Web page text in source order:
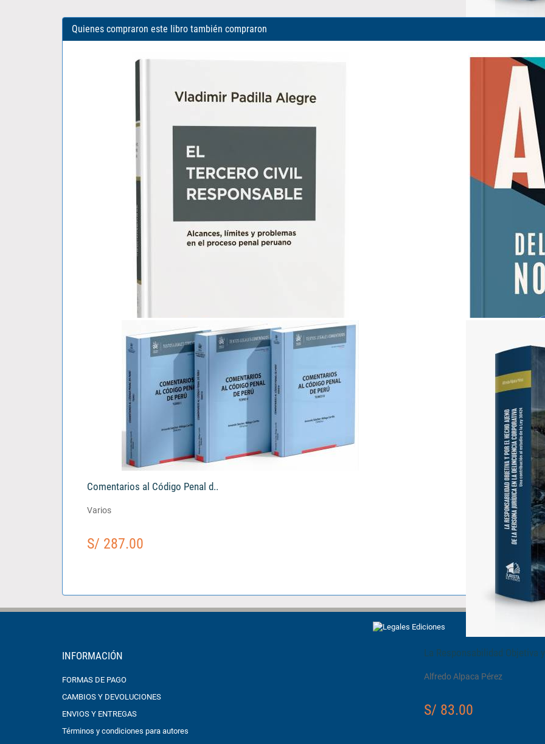
Quienes compraron este libro también compraron
El Tercero Civil Responsable..
Vladimir Katherniak Padilla Alegre
S/ 103.00
ABC del Derecho Notarial..
Comentarios al Código Penal d..
Varios
S/ 287.00
La Responsabilidad Objetiva
Alfredo Alpaca Pérez
S/ 83.00
INFORMACIÓN
FORMAS DE PAGO
CAMBIOS Y DEVOLUCIONES
ENVIOS Y ENTREGAS
Términos y condiciones para autores